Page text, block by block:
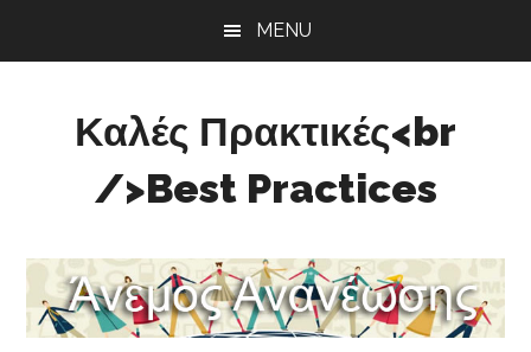
MENU
Καλές Πρακτικές<br
/>Best Practices
Ανανέωσης